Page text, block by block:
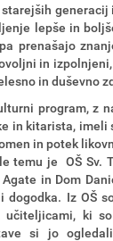
generacij
lepše in
prenašajo
in
in duševno
program, z
in kitarista, imeli
in potek
temu je OŠ Sv.
Agate in Dom
dogodka. Iz OŠ
učiteljicami, ki
si jo